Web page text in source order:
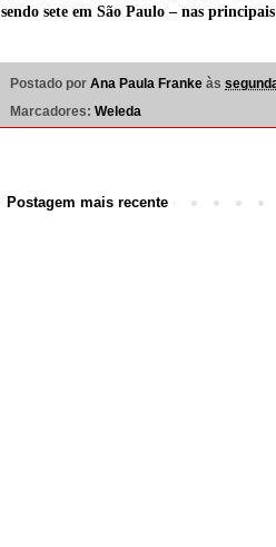
sendo sete em São Paulo – nas
Postado por Ana Paula Franke às
Marcadores: Weleda
Postagem mais recente